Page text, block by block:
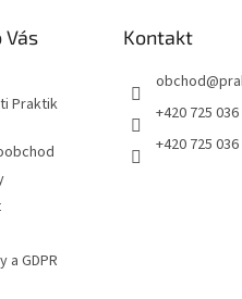
Praktik
GDPR
Kontakt
obchod@
+420 725
+420 725